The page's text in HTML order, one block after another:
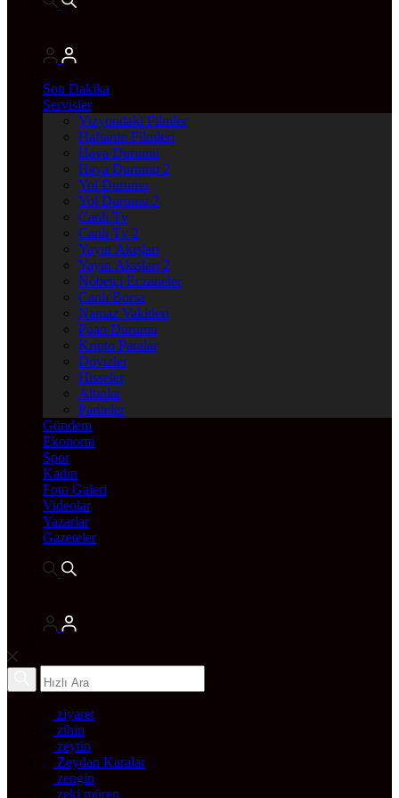
Son Dakika
Servisler
Vizyondaki Filmler
Haftanin Filmleri
Hava Durumu
Hava Durumu 2
Yol Durumu
Yol Durumu 2
Canlı Tv
Canlı Tv 2
Yayın Akışları
Yayın Akışları 2
Nöbetçi Eczaneler
Canlı Borsa
Namaz Vakitleri
Puan Durumu
Kripto Paralar
Dövizler
Hisseler
Altınlar
Pariteler
Gündem
Ekonomi
Spor
Kadın
Foto Galeri
Videolar
Yazarlar
Gazeteler
ziyaret
zihin
zeytin
Zeydan Karalar
zengin
zeki müren